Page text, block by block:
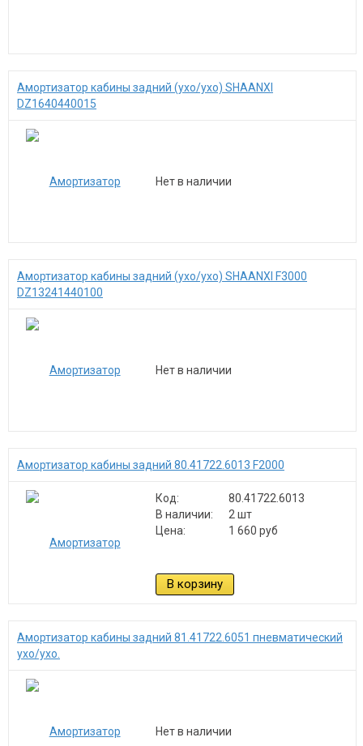
Амортизатор кабины задний (ухо/ухо) SHAANXI
DZ1640440015
Нет в наличии
Амортизатор кабины задний (ухо/ухо) SHAANXI F3000
DZ13241440100
Нет в наличии
Амортизатор кабины задний 80.41722.6013 F2000
Код:
80.41722.6013
В наличии:
2 шт
Цена:
1 660 руб
В корзину
Амортизатор кабины задний 81.41722.6051 пневматический
ухо/ухо.
Нет в наличии